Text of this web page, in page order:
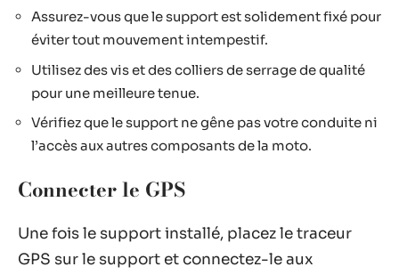
Assurez-vous que le support est solidement fixé pour
éviter tout mouvement intempestif.
Utilisez des vis et des colliers de serrage de qualité
pour une meilleure tenue.
Vérifiez que le support ne gêne pas votre conduite ni
l’accès aux autres composants de la moto.
Connecter le GPS
Une fois le support installé, placez le traceur
GPS sur le support et connectez-le aux